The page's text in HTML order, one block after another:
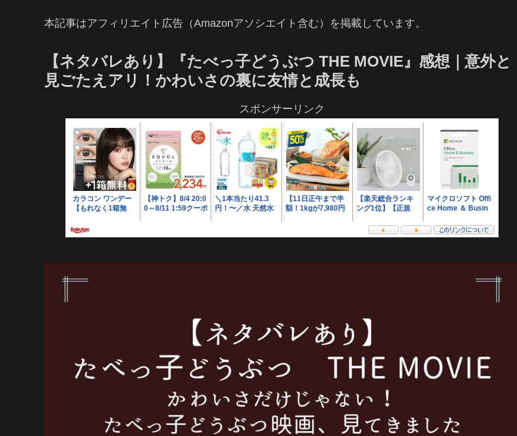
本記事はアフィリエイト広告（Amazonアソシエイト含む）を掲載しています。
【ネタバレあり】『たべっ子どうぶつ THE MOVIE』感想｜意外と
見ごたえアリ！かわいさの裏に友情と成長も
スポンサーリンク